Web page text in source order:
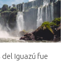
Iguazú fue